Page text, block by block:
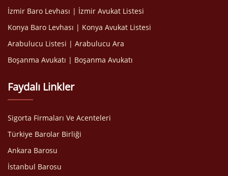
İzmir Baro Levhası | İzmir Avukat Listesi
Konya Baro Levhası | Konya Avukat Listesi
Arabulucu Listesi | Arabulucu Ara
Boşanma Avukatı | Boşanma Avukatı
Faydalı Linkler
Sigorta Firmaları Ve Acenteleri
Türkiye Barolar Birliği
Ankara Barosu
İstanbul Barosu